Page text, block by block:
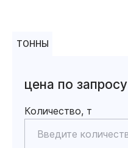
ТОННЫ
цена по запросу
Количество, т